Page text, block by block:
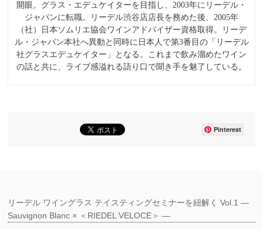
開眼。グラス・エデュケイターを目指し、2003年にリーデル・
ジャパンに転職。リーデル渋谷店店長を務めた後、2005年
（社）日本ソムリエ協会ワインアドバイザー資格取得。リーデ
ル・ジャパン本社へ異動と同時に日本人で第3番目の「リーデル
社グラスエデュケイター」となる。これまで飲み溜めたワイン
の話と共に、ライブ感溢れる語り口で聞き手を魅了している。
Pinterest
リーデル ワイングラス テイスティングセミナーを紐解く Vol.1 ―
Sauvignon Blanc × ＜RIEDEL VELOCE＞ ―